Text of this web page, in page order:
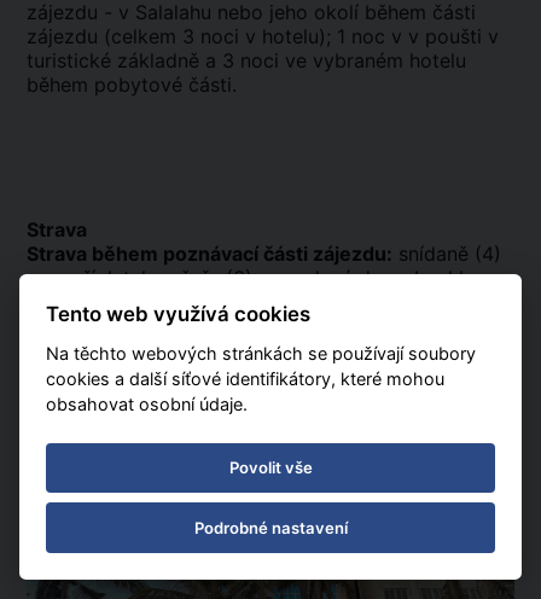
zájezdu - v Salalahu nebo jeho okolí během části
zájezdu (celkem 3 noci v hotelu); 1 noc v v poušti v
turistické základně a 3 noci ve vybraném hotelu
během pobytové části.
Strava
Strava během poznávací části zájezdu: snídaně (4)
a za příplatek večeře (3) v uvedené dny, obvykle v
hotelových restauracích; nápoje k večeři za
příplatek.
Strava během pobytu:dle popisu vybraného hotelu.
Tento web využívá cookies
Na těchto webových stránkách se používají soubory
cookies a další síťové identifikátory, které mohou
obsahovat osobní údaje.
Povolit vše
Podrobné nastavení